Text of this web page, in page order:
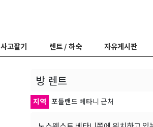
사고팔기 렌트 / 하숙 자유게시판
방 렌트
지역 포틀랜드 베타니 근처